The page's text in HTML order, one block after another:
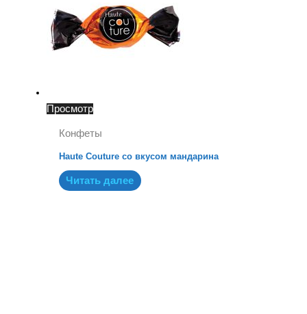
Просмотр
Конфеты
Haute Couture со вкусом мандарина
Читать далее